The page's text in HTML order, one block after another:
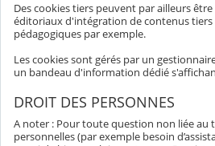
Des cookies tiers peuvent par ailleurs
éditoriaux d'intégration de contenus tiers
pédagogiques par exemple.
Les cookies sont gérés par un
un bandeau d'information dédié
DROIT DES PERSONNES
A noter : Pour toute question non liée au
personnelles (par exemple besoin